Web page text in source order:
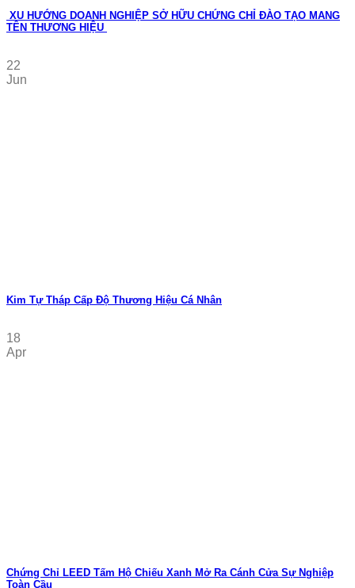
XU HƯỚNG DOANH NGHIỆP SỞ HỮU CHỨNG CHỈ ĐÀO TẠO MANG
TÊN THƯƠNG HIỆU
22
Jun
Kim Tự Tháp Cấp Độ Thương Hiệu Cá Nhân
18
Apr
Chứng Chỉ LEED Tấm Hộ Chiếu Xanh Mở Ra Cánh Cửa Sự Nghiệp
Toàn Cầu